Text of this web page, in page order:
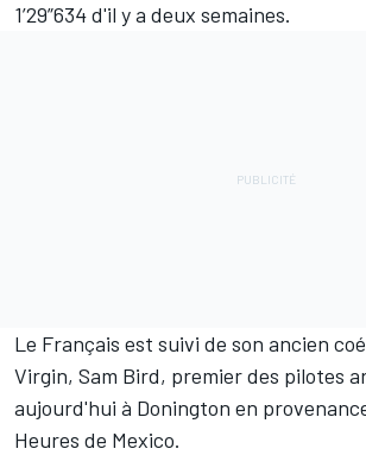
1’29”634 d'il y a deux semaines.
Le Français est suivi de son ancien
Virgin, Sam Bird, premier des pilotes
aujourd'hui à Donington en
Heures de Mexico.